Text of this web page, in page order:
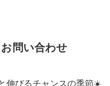
問い合わせ
伸びるチャンスの季節☀️